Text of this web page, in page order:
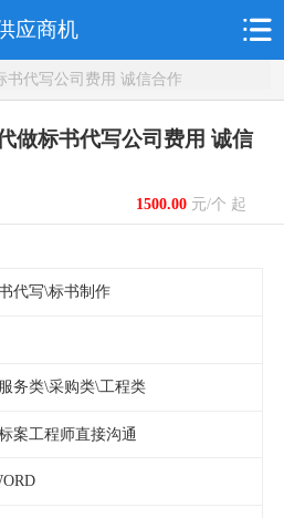
应商机
代写公司费用 诚信合作
做标书代写公司费用 诚信
1500.00元/个 起
代写\标书制作
务类\采购类\工程类
案工程师直接沟通